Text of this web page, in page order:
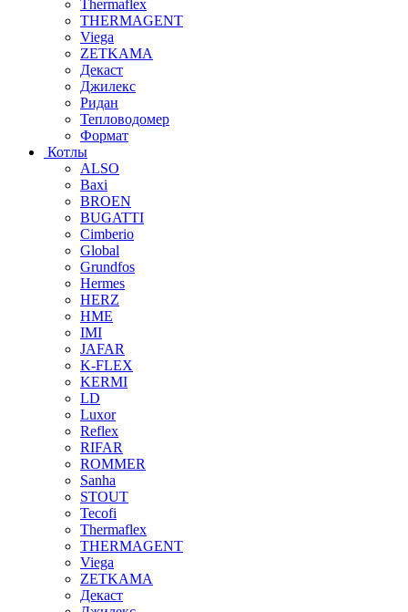
Thermaflex
THERMAGENT
Viega
ZETKAMA
Декаст
Джилекс
Ридан
Тепловодомер
Формат
Котлы
ALSO
Baxi
BROEN
BUGATTI
Cimberio
Global
Grundfos
Hermes
HERZ
HME
IMI
JAFAR
K-FLEX
KERMI
LD
Luxor
Reflex
RIFAR
ROMMER
Sanha
STOUT
Tecofi
Thermaflex
THERMAGENT
Viega
ZETKAMA
Декаст